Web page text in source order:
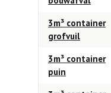
3m³ container
grofvuil
3m³ container
puin